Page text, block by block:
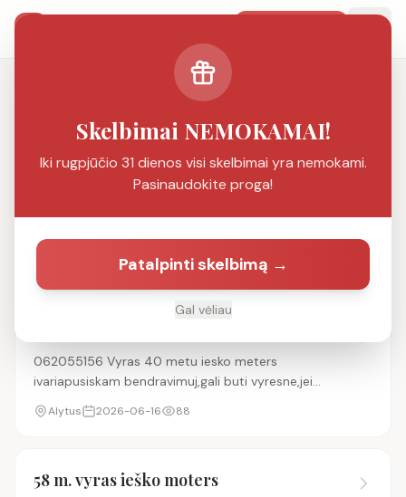
Filtrai
062055156 Vyras 40 metu iesko meters
ivariapusiskam bendravimuj,gali buti vyresne,jei
domina svelnus prisilietimai,masazas,69 viskas pagal
Alytus 2026-06-16 88
58 m. vyras ieško moters
Skelbimai NEMOKAMAI!
Iki rugpjūčio 31 dienos visi skelbimai yra nemokami.
Pasinaudokite proga!
Patalpinti skelbimą →
Gal vėliau